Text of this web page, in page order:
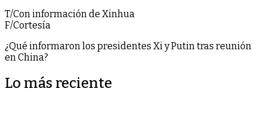
T/Con información de Xinhua
F/Cortesía
¿Qué informaron los presidentes Xi y Putin tras reunión
en China?
Lo más reciente